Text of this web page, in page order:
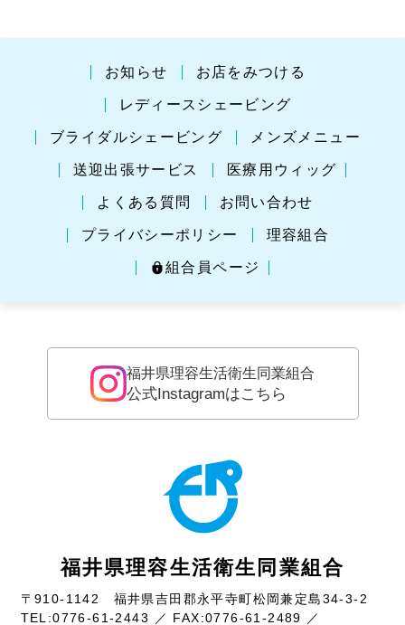
お知らせ お店をみつける
レディースシェービング
ブライダルシェービング メンズメニュー
送迎出張サービス 医療用ウィッグ
よくある質問 お問い合わせ
プライバシーポリシー 理容組合
組合員ページ
福井県理容生活衛生同業組合
〒910-1142 福井県吉田郡永平寺町松岡兼定島34-3-2
TEL:0776-61-2443 ／ FAX:0776-61-2489 ／
福井県理容生活衛生同業組合
公式Instagramはこちら